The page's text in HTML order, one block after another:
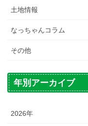
土地情報
なっちゃんコラム
その他
年別アーカイブ
2026年